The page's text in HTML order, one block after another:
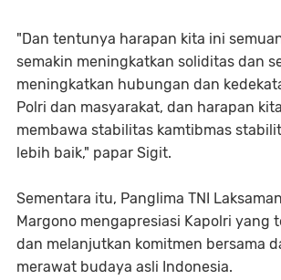
"Dan tentunya harapan kita ini
semakin meningkatkan soliditas dan
meningkatkan hubungan dan
Polri dan masyarakat, dan harapan
membawa stabilitas kamtibmas
lebih baik," papar Sigit.
Sementara itu, Panglima TNI
Margono mengapresiasi Kapolri yang
dan melanjutkan komitmen bersama
merawat budaya asli Indonesia.